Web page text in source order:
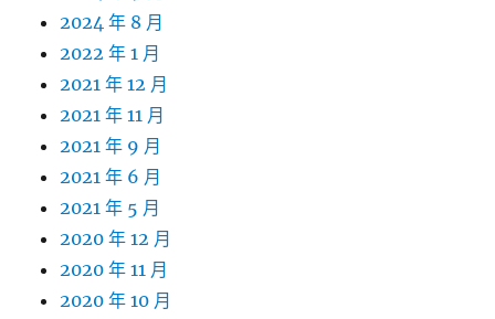
2024 年 8 月
2022 年 1 月
2021 年 12 月
2021 年 11 月
2021 年 9 月
2021 年 6 月
2021 年 5 月
2020 年 12 月
2020 年 11 月
2020 年 10 月